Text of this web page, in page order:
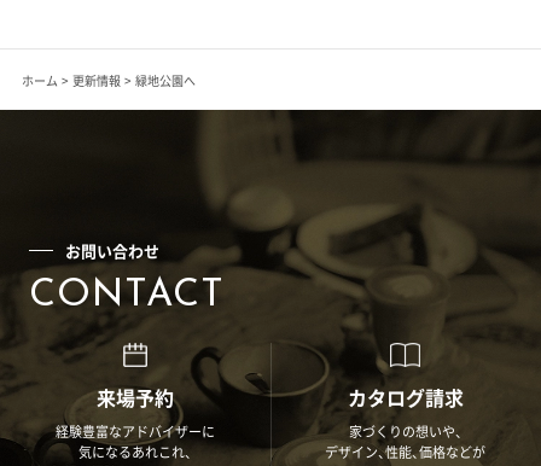
ホーム 更新情報 緑地公園へ
お問い合わせ
CONTACT
来場予約
経験豊富なアドバイザーに
気になるあれこれ、
カタログ請求
家づくりの想いや、
デザイン、性能、価格などが